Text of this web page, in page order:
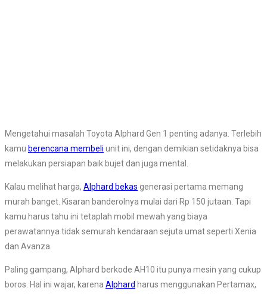
Mengetahui masalah Toyota Alphard Gen 1 penting adanya. Terlebih
kamu berencana membeli unit ini, dengan demikian setidaknya bisa
melakukan persiapan baik bujet dan juga mental.
Kalau melihat harga, Alphard bekas generasi pertama memang
murah banget. Kisaran banderolnya mulai dari Rp 150 jutaan. Tapi
kamu harus tahu ini tetaplah mobil mewah yang biaya
perawatannya tidak semurah kendaraan sejuta umat seperti Xenia
dan Avanza.
Paling gampang, Alphard berkode AH10 itu punya mesin yang cukup
boros. Hal ini wajar, karena Alphard harus menggunakan Pertamax,